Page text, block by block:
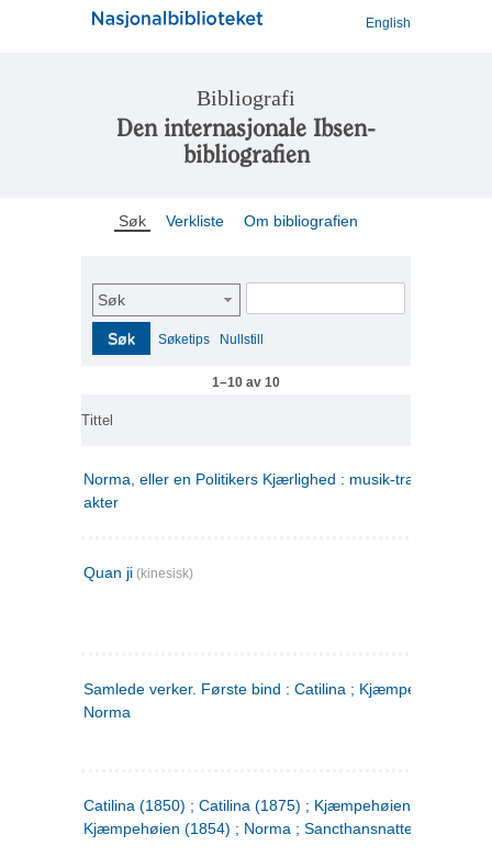
English
Bibliografi
Den internasjonale Ibsen-
bibliografien
Søk Verkliste Om bibliografien
Søk
Søk Søketips Nullstill
1–10 av 10
Tittel
Norma, eller en Politikers Kjærlighed : musik-tragedie i tre
akter
Quan ji (kinesisk)
Samlede verker. Første bind : Catilina ; Kjæmpehøien ;
Norma
Catilina (1850) ; Catilina (1875) ; Kjæmpehøien (1850) ;
Kjæmpehøien (1854) ; Norma ; Sancthansnatten